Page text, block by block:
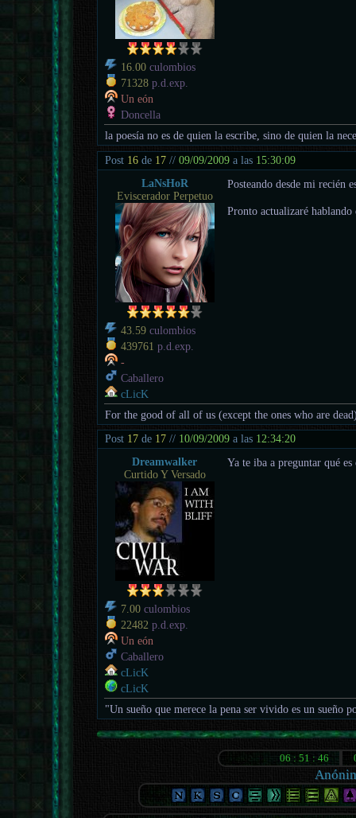
16.00 culombios
71328 p.d.exp.
Un eón
Doncella
la poesía no es de quien la escribe, sino de quien la
Post 16 de 17 //09/09/2009 a las 15:30:09
LaNsHoR
Eviscerador Perpetuo
43.59 culombios
439761 p.d.exp.
-
Caballero
cLicK
Posteando desde mi recién
Pronto actualizaré
For the good of all of us (except the ones who are
Post 17 de 17 // 10/09/2009 a las 12:34:20
Dreamwalker
Curtido Y Versado
7.00 culombios
22482 p.d.exp.
Un eón
Caballero
cLicK
cLicK
Ya te iba a preguntar qué
"Un sueño que merece la pena ser vivido es un sueño